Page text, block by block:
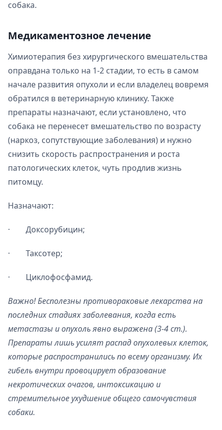
собака.
Медикаментозное лечение
Химиотерапия без хирургического вмешательства
оправдана только на 1-2 стадии, то есть в самом
начале развития опухоли и если владелец вовремя
обратился в ветеринарную клинику. Также
препараты назначают, если установлено, что
собака не перенесет вмешательство по возрасту
(наркоз, сопутствующие заболевания) и нужно
снизить скорость распространения и роста
патологических клеток, чуть продлив жизнь
питомцу.
Назначают:
· Доксорубицин;
· Таксотер;
· Циклофосфамид.
Важно! Бесполезны противораковые лекарства на
последних стадиях заболевания, когда есть
метастазы и опухоль явно выражена (3-4 ст.).
Препараты лишь усилят распад опухолевых клеток,
которые распространились по всему организму. Их
гибель внутри провоцирует образование
некротических очагов, интоксикацию и
стремительное ухудшение общего самочувствия
собаки.